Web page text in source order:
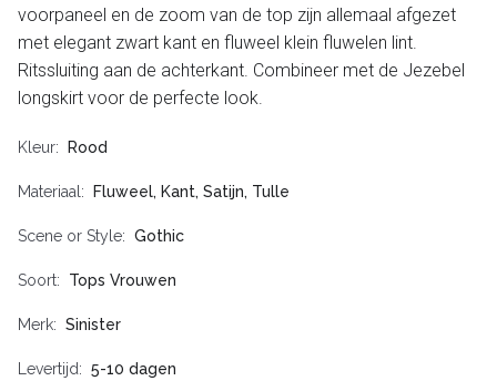
voorpaneel en de zoom van de top zijn allemaal afgezet
met elegant zwart kant en fluweel klein fluwelen lint.
Ritssluiting aan de achterkant. Combineer met de Jezebel
longskirt voor de perfecte look.
Kleur Rood
Materiaal Fluweel, Kant, Satijn, Tulle
Scene or Style Gothic
Soort Tops Vrouwen
Merk Sinister
Levertijd 5-10 dagen